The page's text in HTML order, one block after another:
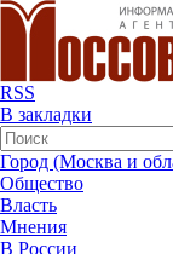
RSS
В закладки
Город (Москва и
Общество
Власть
Мнения
В России